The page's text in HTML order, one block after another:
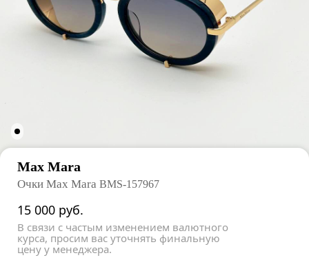
Max Mara
Очки Max Mara BMS-157967
15 000 руб.
В связи с частым изменением валютного
курса, просим вас уточнять финальную
цену у менеджера.